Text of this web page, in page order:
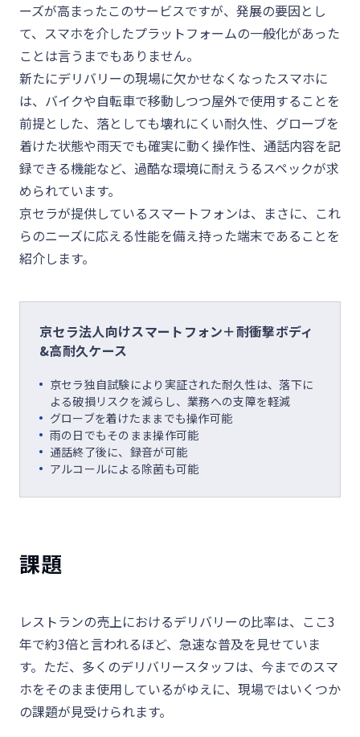
ーズが高まったこのサービスですが、発展の要因とし
て、スマホを介したプラットフォームの一般化があった
ことは言うまでもありません。
新たにデリバリーの現場に欠かせなくなったスマホに
は、バイクや自転車で移動しつつ屋外で使用することを
前提とした、落としても壊れにくい耐久性、グローブを
着けた状態や雨天でも確実に動く操作性、通話内容を記
録できる機能など、過酷な環境に耐えうるスペックが求
められています。
京セラが提供しているスマートフォンは、まさに、これ
らのニーズに応える性能を備え持った端末であることを
紹介します。
京セラ法人向けスマートフォン＋耐衝撃ボディ
&高耐久ケース
京セラ独自試験により実証された耐久性は、落下に
よる破損リスクを減らし、業務への支障を軽減
グローブを着けたままでも操作可能
雨の日でもそのまま操作可能
通話終了後に、録音が可能
アルコールによる除菌も可能
課題
レストランの売上におけるデリバリーの比率は、ここ3
年で約3倍と言われるほど、急速な普及を見せていま
す。ただ、多くのデリバリースタッフは、今までのスマ
ホをそのまま使用しているがゆえに、現場ではいくつか
の課題が見受けられます。